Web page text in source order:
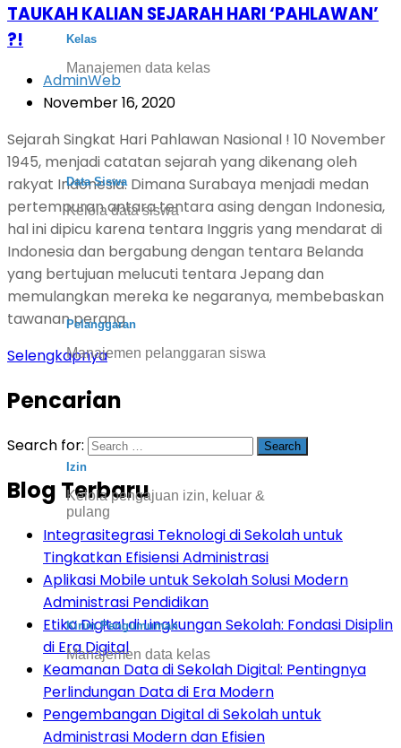
Kelas
Manajemen data kelas
Data Siswa
Kelola data siswa
Pelanggaran
Manajemen pelanggaran siswa
Izin
Kelola pengajuan izin, keluar &
pulang
Kirim Pengumuman
Manajemen data kelas
TAUKAH KALIAN SEJARAH HARI ‘PAHLAWAN’
?!
AdminWeb
November 16, 2020
Sejarah Singkat Hari Pahlawan Nasional ! 10 November
1945, menjadi catatan sejarah yang dikenang oleh
rakyat Indonesia. Dimana Surabaya menjadi medan
pertempuran antara tentara asing dengan Indonesia,
hal ini dipicu karena tentara Inggris yang mendarat di
Indonesia dan bergabung dengan tentara Belanda
yang bertujuan melucuti tentara Jepang dan
memulangkan mereka ke negaranya, membebaskan
tawanan perang
Selengkapnya
Pencarian
Search for:
Blog Terbaru
Integrasitegrasi Teknologi di Sekolah untuk
Tingkatkan Efisiensi Administrasi
Aplikasi Mobile untuk Sekolah Solusi Modern
Administrasi Pendidikan
Etika Digital di Lingkungan Sekolah: Fondasi Disiplin
di Era Digital
Keamanan Data di Sekolah Digital: Pentingnya
Perlindungan Data di Era Modern
Pengembangan Digital di Sekolah untuk
Administrasi Modern dan Efisien